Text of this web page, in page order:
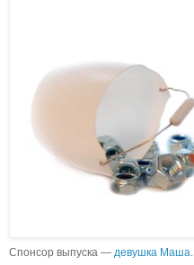
Спонсор выпуска — девушка Маша.